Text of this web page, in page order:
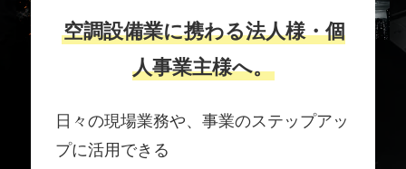
空調設備業に携わる法人様・個
人事業主様へ。
日々の現場業務や、事業のステップアッ
プに活用できる